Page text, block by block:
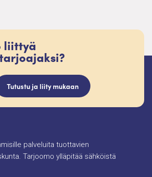
liittyä
Tutustu ja liity mukaan
palveluita tuottavien
Tarjoomo ylläpitää sähköistä